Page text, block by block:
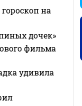
на
дочек»
фильма
удивила